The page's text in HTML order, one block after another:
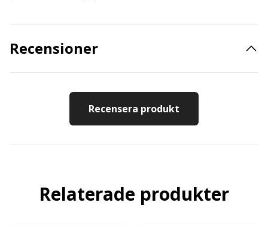
Recensioner
Recensera produkt
Relaterade produkter